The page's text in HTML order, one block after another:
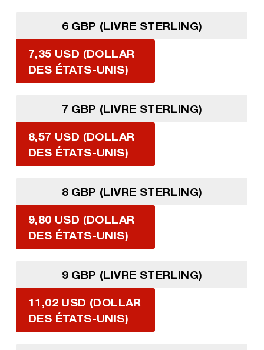
6 GBP (LIVRE STERLING)
7,35 USD (DOLLAR
DES ÉTATS-UNIS)
7 GBP (LIVRE STERLING)
8,57 USD (DOLLAR
DES ÉTATS-UNIS)
8 GBP (LIVRE STERLING)
9,80 USD (DOLLAR
DES ÉTATS-UNIS)
9 GBP (LIVRE STERLING)
11,02 USD (DOLLAR
DES ÉTATS-UNIS)